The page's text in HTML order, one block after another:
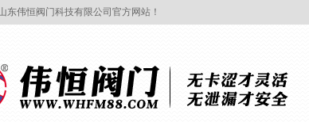
东伟恒阀门科技有限公司官方网站！